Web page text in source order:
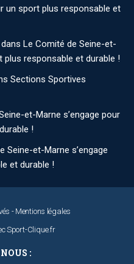
un sport plus responsable et
dans Le Comité de Seine-et-
plus responsable et durable !
Sections Sportives
et-Marne s’engage pour
!
Seine-et-Marne s’engage
et durable !
- Mentions légales
Sport-Clique.fr
: